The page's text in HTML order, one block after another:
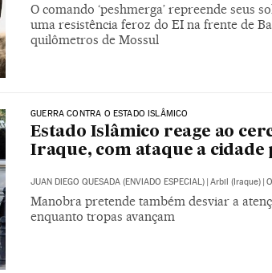
O comando ‘peshmerga’ repreende seus
uma resistência feroz do EI na frente de
quilômetros de Mossul
GUERRA CONTRA O ESTADO ISLÂMICO
Estado Islâmico reage ao
Iraque, com ataque a
JUAN DIEGO QUESADA (ENVIADO ESPECIAL) | Arbil (Iraque) |
Manobra pretende também desviar a
enquanto tropas avançam